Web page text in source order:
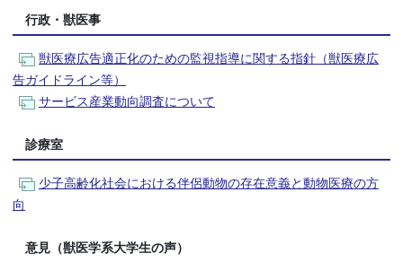
行政・獣医事
獣医療広告適正化のための監視指導に関する指針（獣医療広
告ガイドライン等）
サービス産業動向調査について
診療室
少子高齢化社会における伴侶動物の存在意義と動物医療の方
向
意見（獣医学系大学生の声）